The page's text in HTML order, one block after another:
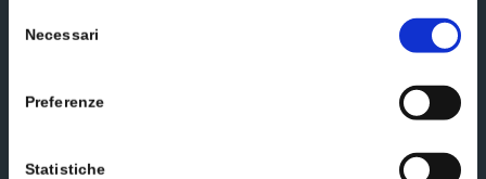
delNecessari
Preferenze
Statistiche